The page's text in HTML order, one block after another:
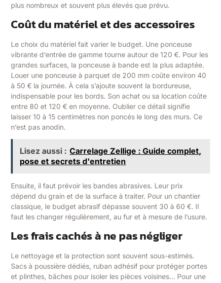
plus nombreux et souvent plus élevés que prévu.
Coût du matériel et des accessoires
Le choix du matériel fait varier le budget. Une ponceuse
vibrante d’entrée de gamme tourne autour de 120 €. Pour les
grandes surfaces, la ponceuse à bande est la plus adaptée.
Louer une ponceuse à parquet de 200 mm coûte environ 40
à 50 € la journée. À cela s’ajoute souvent la bordureuse,
indispensable pour les bords. Son achat ou sa location coûte
entre 80 et 120 € en moyenne. Oublier ce détail signifie
laisser 10 à 15 centimètres non poncés le long des murs. Ce
n’est pas anodin.
Lisez aussi : Carrelage Zellige : Guide complet,
pose et secrets d'entretien
Ensuite, il faut prévoir les bandes abrasives. Leur prix
dépend du grain et de la surface à traiter. Pour un chantier
classique, le budget abrasif dépasse souvent 30 à 60 €. Il
faut les changer régulièrement, au fur et à mesure de l’usure.
Les frais cachés à ne pas négliger
Le nettoyage et la protection sont souvent sous-estimés.
Sacs à poussière dédiés, ruban adhésif pour protéger portes
et plinthes, bâches pour isoler les pièces voisines… Pour une